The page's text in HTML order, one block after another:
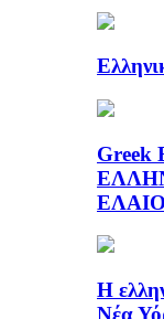
Greek
Η
Νέα